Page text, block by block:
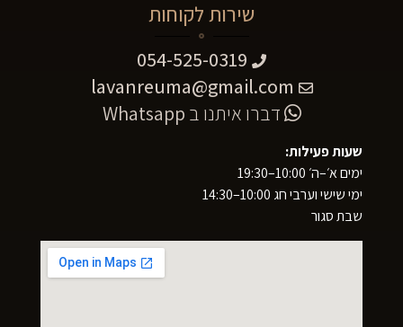
שירות לקוחות
054-525-0319
lavanreuma@gmail.com
דברו איתנו ב Whatsapp
שעות פעילות:
ימים א׳–ה׳ 10:00–19:30
ימי שישי וערבי חג 10:00–14:30
שבת סגור